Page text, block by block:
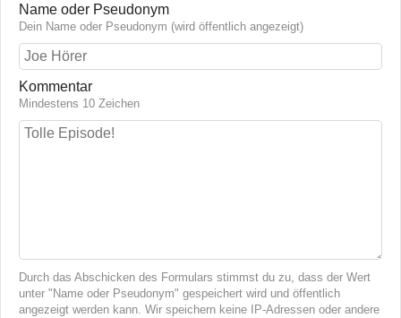
Name oder Pseudonym
Dein Name oder Pseudonym (wird öffentlich angezeigt)
Kommentar
Mindestens 10 Zeichen
Durch das Abschicken des Formulars stimmst du zu, dass der Wert
unter "Name oder Pseudonym" gespeichert wird und öffentlich
angezeigt werden kann. Wir speichern keine IP-Adressen oder andere